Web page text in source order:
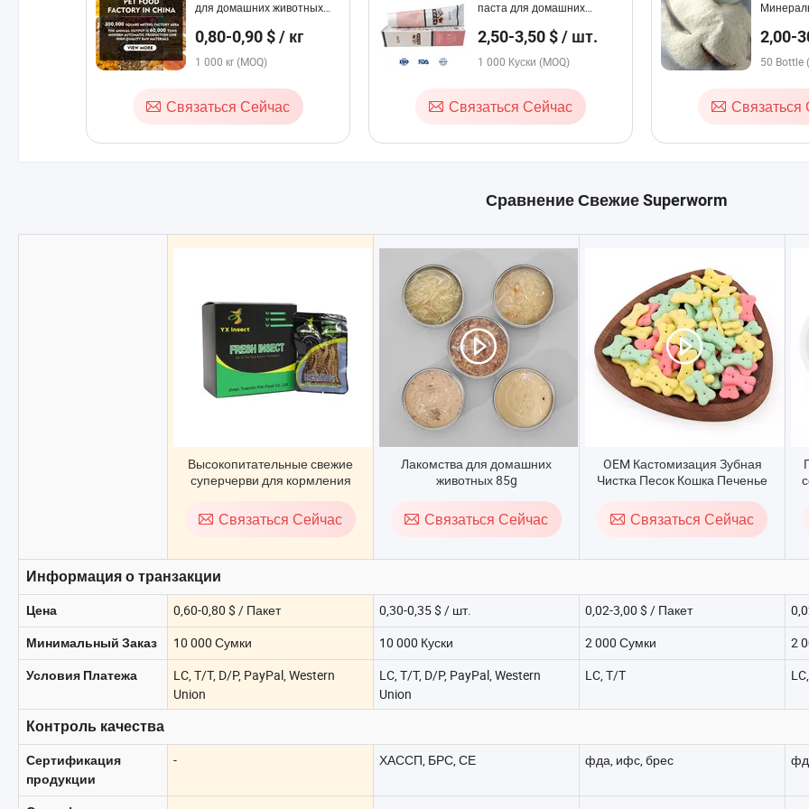
для домашних животных
Питательный Сухой Корм
для Щенков
0,80-0,90 $ / кг
1 000 кг (MOQ)
Связаться Сейчас
паста для домашних
оптимального здоровья и
облегчения от комков
2,50-3,50 $ / шт.
1 000 Куски (MOQ)
Связаться Сейчас
овечьего
2,00-
Bottle
50 Bottle
Связаться
Сравнение Свежие Superworm
Высокопитательные свежие
суперчерви для кормления
Связаться Сейчас
Лакомства для домашних
животных 85g
кошек
Связаться Сейчас
OEM Кастомизация Зубная
Чистка Песок Кошка Печенье
животных
Связаться Сейчас
Информация о транзакции
Цена 0,60-0,80 $ / Пакет 0,30-0,35 $ / шт. 0,02-3,00 $ / Пакет
Минимальный Заказ 10 000 Сумки 10 000 Куски 2 000 Сумки 2
Условия Платежа
LC, T/T, D/P, PayPal, Western
Union
LC, T/T, D/P, PayPal, Western
Union
LC, T/T
Контроль качества
Сертификация
продукции
- ХАССП, БРС, СЕ фда, ифс, брес